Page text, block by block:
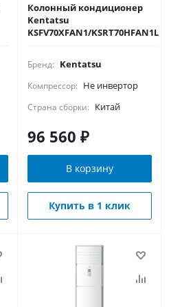
Колонный кондиционер
Kentatsu
KSFV70XFAN1/KSRT70HFAN1L
Бренд: Kentatsu
Компрессор: Не инвертор
Страна сборки: Китай
96 560 ₽
В корзину
Купить в 1 клик